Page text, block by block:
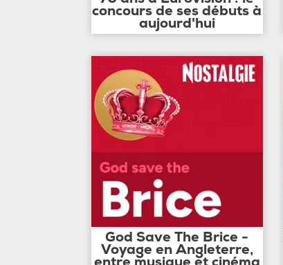
concours de ses débuts à
aujourd'hui
God Save The Brice -
Voyage en Angleterre,